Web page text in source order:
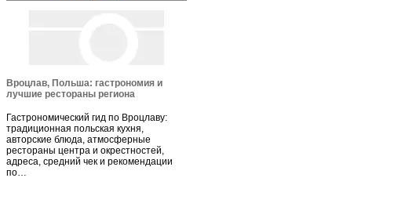
Вроцлав, Польша: гастрономия и
лучшие рестораны региона
Гастрономический гид по Вроцлаву:
традиционная польская кухня,
авторские блюда, атмосферные
рестораны центра и окрестностей,
адреса, средний чек и рекомендации
по…